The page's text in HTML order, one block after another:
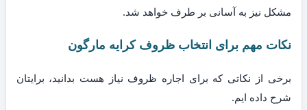
مشکل نیز به آسانی بر طرف خواهد شد.
نکات مهم برای انتخاب ظروف کرایه مارگون
برخی از نکاتی که برای اجاره ظروف نیاز هست بدانید، برایتان
شرح داده ایم.